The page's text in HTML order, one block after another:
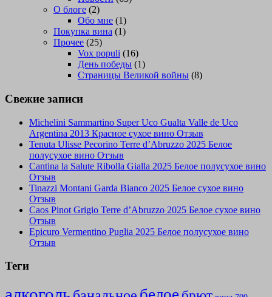
О блоге (2)
Обо мне (1)
Покупка вина (1)
Прочее (25)
Vox populi (16)
День победы (1)
Страницы Великой войны (8)
Свежие записи
Michelini Sammartino Super Uco Gualta Valle de Uco
Argentina 2013 Красное сухое вино Отзыв
Tenuta Ulisse Pecorino Terre d’Abruzzo 2025 Белое
полусухое вино Отзыв
Cantina la Salute Ribolla Gialla 2025 Белое полусухое вино
Отзыв
Tinazzi Montani Garda Bianco 2025 Белое сухое вино
Отзыв
Caos Pinot Grigio Terre d’Abruzzo 2025 Белое сухое вино
Отзыв
Epicuro Vermentino Puglia 2025 Белое полусухое вино
Отзыв
Теги